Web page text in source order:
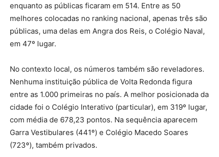
enquanto as públicas ficaram em 514. Entre as 50
melhores colocadas no ranking nacional, apenas três são
públicas, uma delas em Angra dos Reis, o Colégio Naval,
em 47º lugar.
No contexto local, os números também são reveladores.
Nenhuma instituição pública de Volta Redonda figura
entre as 1.000 primeiras no país. A melhor posicionada da
cidade foi o Colégio Interativo (particular), em 319º lugar,
com média de 678,23 pontos. Na sequência aparecem
Garra Vestibulares (441º) e Colégio Macedo Soares
(723º), também privados.